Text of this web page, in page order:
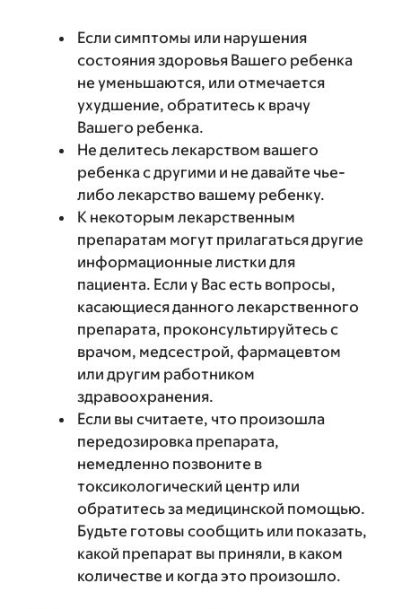
Если симптомы или нарушения
состояния здоровья Вашего ребенка
не уменьшаются, или отмечается
ухудшение, обратитесь к врачу
Вашего ребенка.
Не делитесь лекарством вашего
ребенка с другими и не давайте чье-
либо лекарство вашему ребенку.
К некоторым лекарственным
препаратам могут прилагаться другие
информационные листки для
пациента. Если у Вас есть вопросы,
касающиеся данного лекарственного
препарата, проконсультируйтесь с
врачом, медсестрой, фармацевтом
или другим работником
здравоохранения.
Если вы считаете, что произошла
передозировка препарата,
немедленно позвоните в
токсикологический центр или
обратитесь за медицинской помощью.
Будьте готовы сообщить или показать,
какой препарат вы приняли, в каком
количестве и когда это произошло.